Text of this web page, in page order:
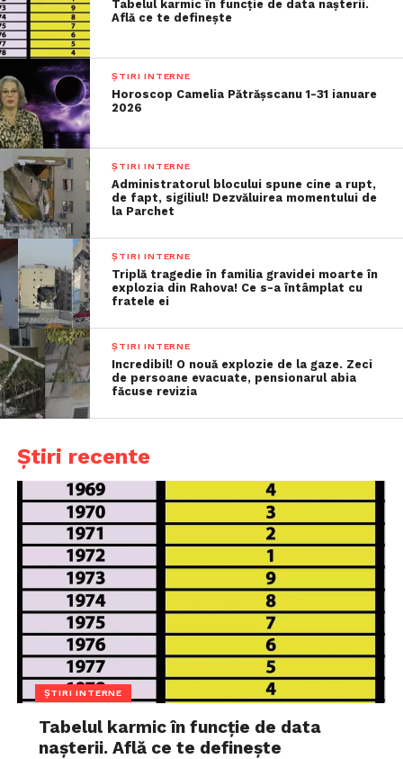
Tabelul karmic în funcție de data nașterii.
Află ce te definește
ȘTIRI INTERNE
Horoscop Camelia Pătrășscanu 1-31 ianuare
2026
ȘTIRI INTERNE
Administratorul blocului spune cine a rupt,
de fapt, sigiliul! Dezvăluirea momentului de
la Parchet
ȘTIRI INTERNE
Triplă tragedie în familia gravidei moarte în
explozia din Rahova! Ce s-a întâmplat cu
fratele ei
ȘTIRI INTERNE
Incredibil! O nouă explozie de la gaze. Zeci
de persoane evacuate, pensionarul abia
făcuse revizia
Știri recente
ȘTIRI INTERNE
Tabelul karmic în funcție de data
nașterii. Află ce te definește